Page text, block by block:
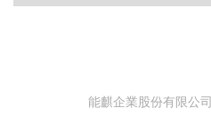
能麒企業股份有限公